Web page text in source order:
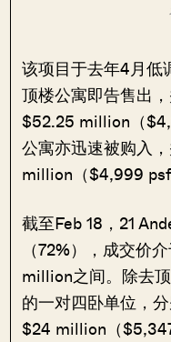
该项目于去年4月低
顶楼公寓即告售出
$52.25 million（
公寓亦迅速被购入
million（$4,999 psf
截至Feb 18，21
（72%），成交价
million之间。除去
的一对四卧单位，
$24 million（